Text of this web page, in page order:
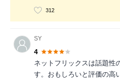
312
SY
4
ネットフリックスは話題性
す。おもしろいと評価の高